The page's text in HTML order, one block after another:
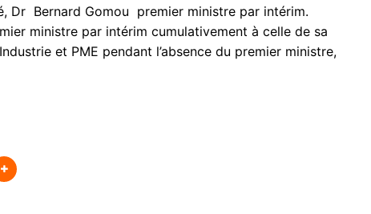
Dr Bernard Gomou premier ministre par intérim.
ministre par intérim cumulativement à celle de sa
et PME pendant l’absence du premier ministre,